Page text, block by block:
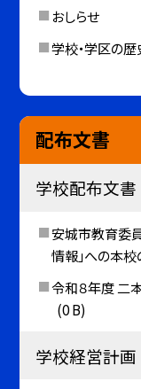
おしらせ
学校・学区の歴
配布文書
学校配布文書
安城市教育委
情報」への本
令和８年度 二
(0 B)
学校経営計画